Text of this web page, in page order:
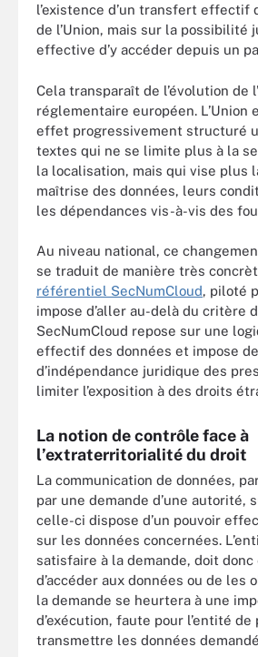
l’existence d’un transfert effectif
de l’Union, mais sur la possibilité
effective d’y accéder depuis un
Cela transparaît de l’évolution de
réglementaire européen. L’Union
effet progressivement structuré
textes qui ne se limite plus à la
la localisation, mais qui vise plus
maîtrise des données, leurs
les dépendances vis-à-vis des
Au niveau national, ce
se traduit de manière très
référentiel SecNumCloud, piloté
impose d’aller au-delà du critère
SecNumCloud repose sur une
effectif des données et impose
d’indépendance juridique des
limiter l’exposition à des droits
La notion de contrôle face à
l’extraterritorialité du droit
La communication de données,
par une demande d’une autorité,
celle-ci dispose d’un pouvoir
sur les données concernées.
satisfaire à la demande, doit
d’accéder aux données ou de les
la demande se heurtera à une
d’exécution, faute pour l’entité de
transmettre les données